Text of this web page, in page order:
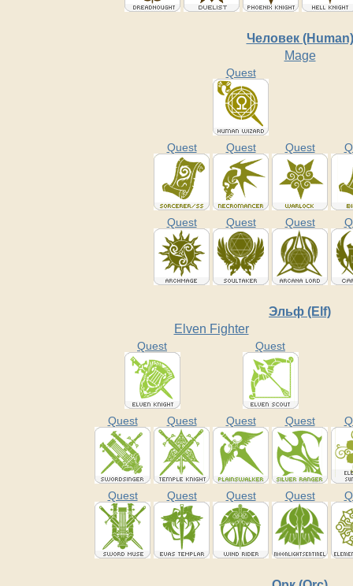
Человек (Human)
Mage
Quest
Quest Quest Quest
Quest Quest Quest
Эльф (Elf)
Elven Fighter
Quest Quest
Quest Quest Quest Quest
Quest Quest Quest Quest